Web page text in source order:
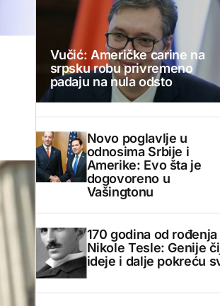
Vučić: Američke carine na
srpsku robu privremeno
padaju na nula odsto
Novo poglavlje u
odnosima Srbije i
Amerike: Evo šta je
dogovoreno u
Vašingtonu
170 godina od rođenja
Nikole Tesle: Genije
ideje i dalje pokreću